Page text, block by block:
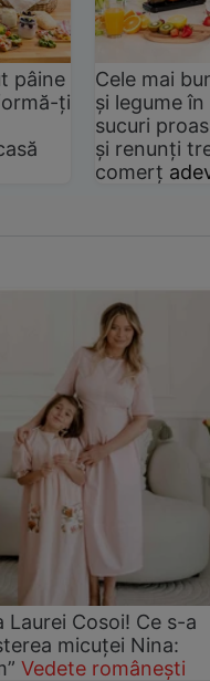
pâine
ți
Cele mai
și legume
sucuri
și renunți
comerț
Cosoi! Ce s-a
micuței Nina:
Vedete românești